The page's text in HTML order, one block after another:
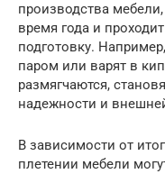
производства
время года и
подготовку.
паром или варят в
размягчаются,
надежности и
В зависимости от
плетении мебели